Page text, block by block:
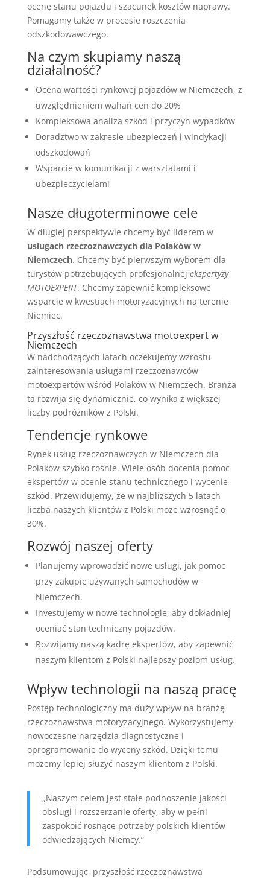
ocenę stanu pojazdu i szacunek kosztów naprawy.
Pomagamy także w procesie roszczenia
odszkodowawczego.
Na czym skupiamy naszą
działalność?
Ocena wartości rynkowej pojazdów w Niemczech, z
uwzględnieniem wahań cen do 20%
Kompleksowa analiza szkód i przyczyn wypadków
Doradztwo w zakresie ubezpieczeń i windykacji
odszkodowań
Wsparcie w komunikacji z warsztatami i
ubezpieczycielami
Nasze długoterminowe cele
W długiej perspektywie chcemy być liderem w
usługach rzeczoznawczych dla Polaków w
Niemczech. Chcemy być pierwszym wyborem dla
turystów potrzebujących profesjonalnej ekspertyzy
MOTOEXPERT. Chcemy zapewnić kompleksowe
wsparcie w kwestiach motoryzacyjnych na terenie
Niemiec.
Przyszłość rzeczoznawstwa motoexpert w
Niemczech
W nadchodzących latach oczekujemy wzrostu
zainteresowania usługami rzeczoznawców
motoexpertów wśród Polaków w Niemczech. Branża
ta rozwija się dynamicznie, co wynika z większej
liczby podróżników z Polski.
Tendencje rynkowe
Rynek usług rzeczoznawczych w Niemczech dla
Polaków szybko rośnie. Wiele osób docenia pomoc
ekspertów w ocenie stanu technicznego i wycenie
szkód. Przewidujemy, że w najbliższych 5 latach
liczba naszych klientów z Polski może wzrosnąć o
30%.
Rozwój naszej oferty
Planujemy wprowadzić nowe usługi, jak pomoc
przy zakupie używanych samochodów w
Niemczech.
Investujemy w nowe technologie, aby dokładniej
oceniać stan techniczny pojazdów.
Rozwijamy naszą kadrę ekspertów, aby zapewnić
naszym klientom z Polski najlepszy poziom usług.
Wpływ technologii na naszą pracę
Postęp technologiczny ma duży wpływ na branżę
rzeczoznawstwa motoryzacyjnego. Wykorzystujemy
nowoczesne narzędzia diagnostyczne i
oprogramowanie do wyceny szkód. Dzięki temu
możemy lepiej służyć naszym klientom z Polski.
„Naszym celem jest stałe podnoszenie jakości
obsługi i rozszerzanie oferty, aby w pełni
zaspokoić rosnące potrzeby polskich klientów
odwiedzających Niemcy.”
Podsumowując, przyszłość rzeczoznawstwa